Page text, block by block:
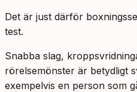
Det är just därför
test.
Snabba slag,
rörelsemönster är betydligt
exempelvis en person som